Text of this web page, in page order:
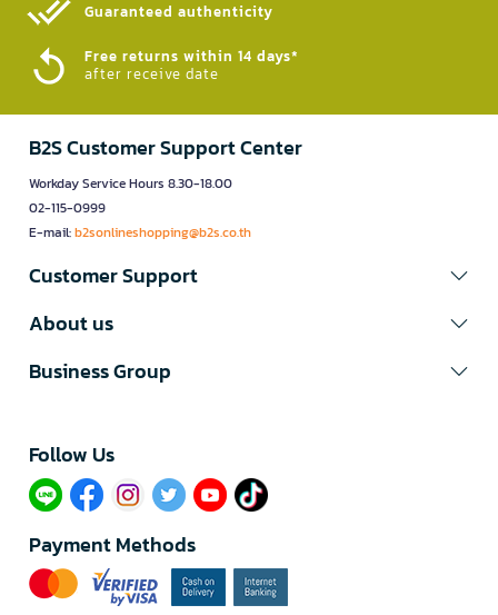
Guaranteed authenticity​
Free returns within 14 days*
after receive date
B2S Customer Support Center
Workday Service Hours 8.30-18.00
02-115-0999
E-mail:b2sonlineshopping@b2s.co.th
Customer Support
About us
Business Group
Follow Us​
Payment Methods